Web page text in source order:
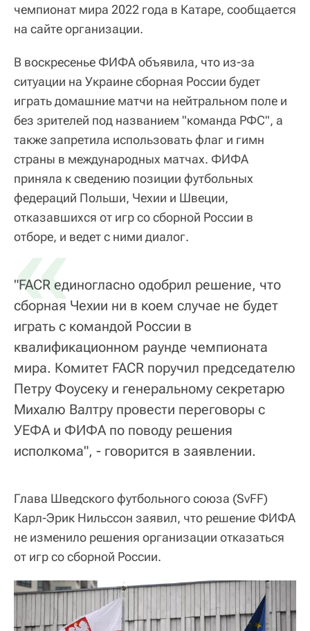
чемпионат мира 2022 года в Катаре, сообщается
на сайте организации.
В воскресенье ФИФА объявила, что из-за
ситуации на Украине сборная России будет
играть домашние матчи на нейтральном поле и
без зрителей под названием "команда РФС", а
также запретила использовать флаг и гимн
страны в международных матчах. ФИФА
приняла к сведению позиции футбольных
федераций Польши, Чехии и Швеции,
отказавшихся от игр со сборной России в
отборе, и ведет с ними диалог.
«
"FACR единогласно одобрил решение, что
сборная Чехии ни в коем случае не будет
играть с командой России в
квалификационном раунде чемпионата
мира. Комитет FACR поручил председателю
Петру Фоусеку и генеральному секретарю
Михалю Валтру провести переговоры с
УЕФА и ФИФА по поводу решения
исполкома", - говорится в заявлении.
Глава Шведского футбольного союза (SvFF)
Карл-Эрик Нильссон заявил, что решение ФИФА
не изменило решения организации отказаться
от игр со сборной России.